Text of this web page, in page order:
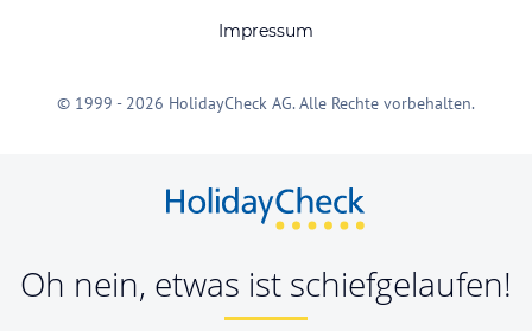
Impressum
© 1999 - 2026 HolidayCheck AG. Alle Rechte vorbehalten.
Oh nein, etwas ist schiefgelaufen!